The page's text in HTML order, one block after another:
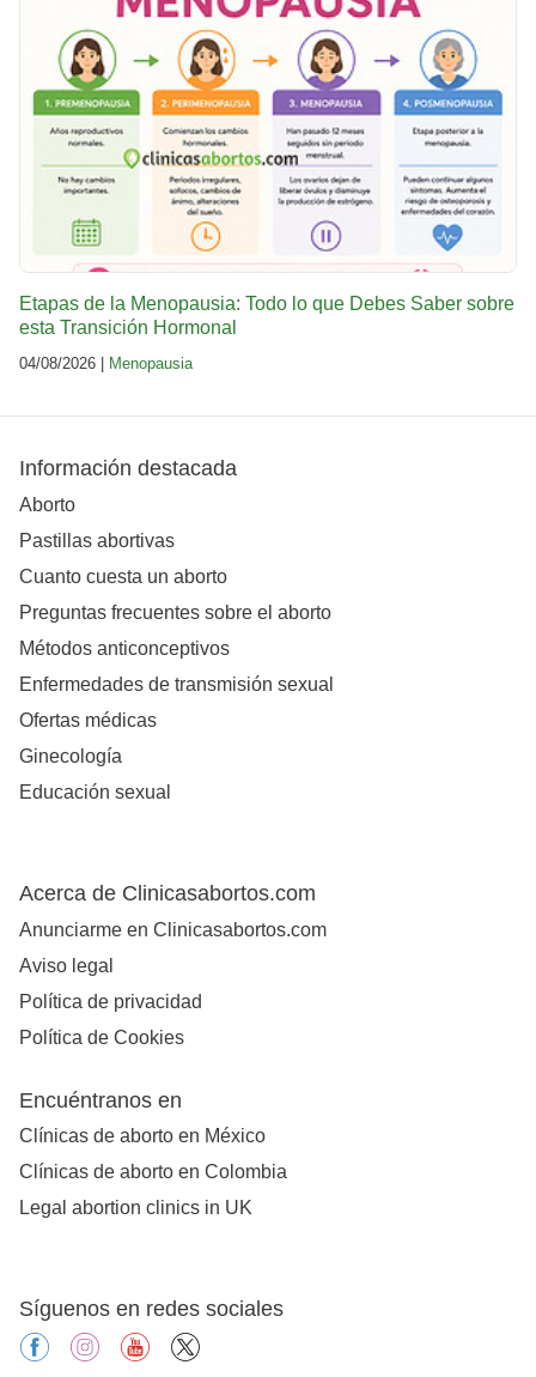
Etapas de la Menopausia: Todo lo que Debes Saber sobre
esta Transición Hormonal
04/08/2026 | Menopausia
Información destacada
Aborto
Pastillas abortivas
Cuanto cuesta un aborto
Preguntas frecuentes sobre el aborto
Métodos anticonceptivos
Enfermedades de transmisión sexual
Ofertas médicas
Ginecología
Educación sexual
Acerca de Clinicasabortos.com
Anunciarme en Clinicasabortos.com
Aviso legal
Política de privacidad
Política de Cookies
Encuéntranos en
Clínicas de aborto en México
Clínicas de aborto en Colombia
Legal abortion clinics in UK
Síguenos en redes sociales
facebookinstagramyoutube